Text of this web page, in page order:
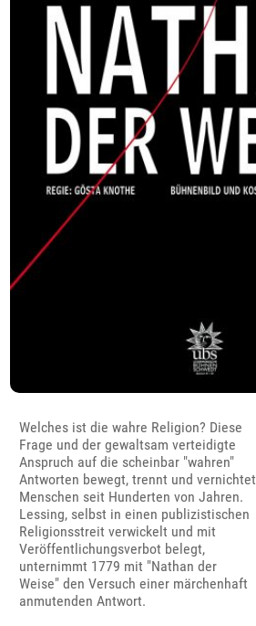
Welches ist die wahre Religion? Diese
Frage und der gewaltsam verteidigte
Anspruch auf die scheinbar "wahren"
Antworten bewegt, trennt und vernichtet
Menschen seit Hunderten von Jahren.
Lessing, selbst in einen publizistischen
Religionsstreit verwickelt und mit
Veröffentlichungsverbot belegt,
unternimmt 1779 mit "Nathan der
Weise" den Versuch einer märchenhaft
anmutenden Antwort.